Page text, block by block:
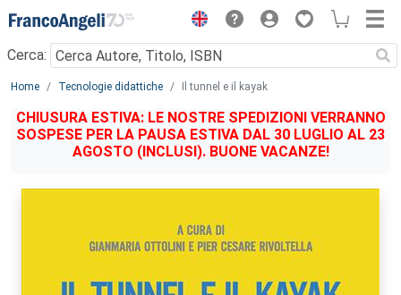
Menu
Cerca:
Main content
Home Tecnologie didattiche Il tunnel e il kayak
CHIUSURA ESTIVA: LE NOSTRE SPEDIZIONI VERRANNO
SOSPESE PER LA PAUSA ESTIVA DAL 30 LUGLIO AL 23
AGOSTO (INCLUSI). BUONE VACANZE!